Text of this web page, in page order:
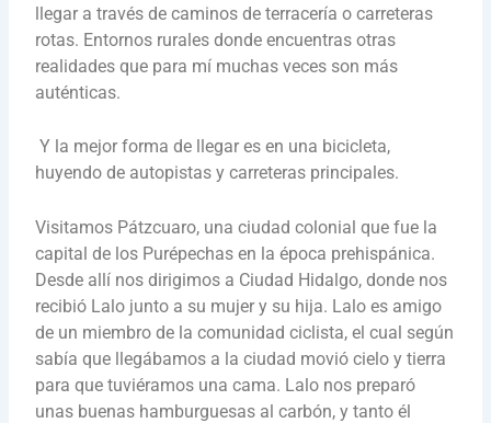
llegar a través de caminos de terracería o carreteras
rotas. Entornos rurales donde encuentras otras
realidades que para mí muchas veces son más
auténticas.
Y la mejor forma de llegar es en una bicicleta,
huyendo de autopistas y carreteras principales.
Visitamos Pátzcuaro, una ciudad colonial que fue la
capital de los Purépechas en la época prehispánica.
Desde allí nos dirigimos a Ciudad Hidalgo, donde nos
recibió Lalo junto a su mujer y su hija. Lalo es amigo
de un miembro de la comunidad ciclista, el cual según
sabía que llegábamos a la ciudad movió cielo y tierra
para que tuviéramos una cama. Lalo nos preparó
unas buenas hamburguesas al carbón, y tanto él